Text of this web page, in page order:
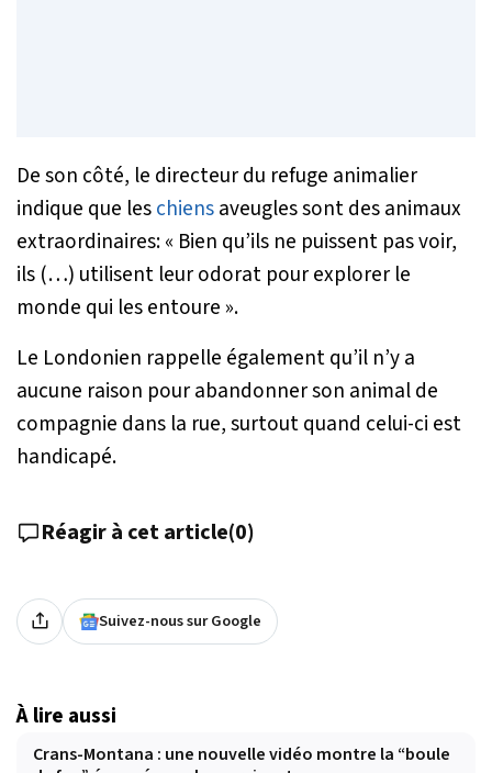
De son côté, le directeur du refuge animalier
indique que leschiensaveugles sont des animaux
extraordinaires:« Bien qu’ils ne puissent pas voir,
ils (…) utilisent leur odorat pour explorer le
monde qui les entoure ».
Le Londonien rappelle également qu’il n’y a
aucune raison pour abandonner son animal de
compagnie dans la rue, surtout quand celui-ci est
handicapé.
Réagir à cet article(0)
Suivez-nous sur Google
À lire aussi
Crans-Montana : une nouvelle vidéo montre la “boule